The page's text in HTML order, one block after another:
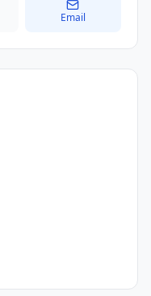
Email